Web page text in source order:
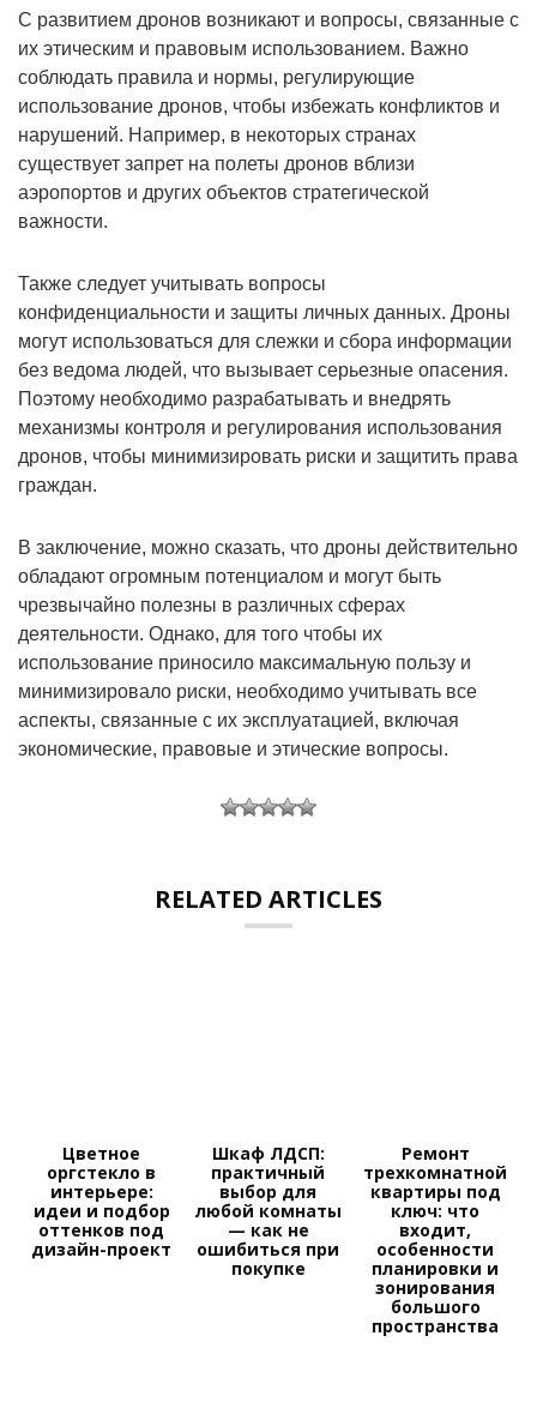
С развитием дронов возникают и вопросы, связанные с
их этическим и правовым использованием. Важно
соблюдать правила и нормы, регулирующие
использование дронов, чтобы избежать конфликтов и
нарушений. Например, в некоторых странах
существует запрет на полеты дронов вблизи
аэропортов и других объектов стратегической
важности.
Также следует учитывать вопросы
конфиденциальности и защиты личных данных. Дроны
могут использоваться для слежки и сбора информации
без ведома людей, что вызывает серьезные опасения.
Поэтому необходимо разрабатывать и внедрять
механизмы контроля и регулирования использования
дронов, чтобы минимизировать риски и защитить права
граждан.
В заключение, можно сказать, что дроны действительно
обладают огромным потенциалом и могут быть
чрезвычайно полезны в различных сферах
деятельности. Однако, для того чтобы их
использование приносило максимальную пользу и
минимизировало риски, необходимо учитывать все
аспекты, связанные с их эксплуатацией, включая
экономические, правовые и этические вопросы.
RELATED ARTICLES
Цветное
оргстекло в
интерьере:
идеи и подбор
оттенков под
дизайн-проект
Шкаф ЛДСП:
практичный
выбор для
любой комнаты
— как не
ошибиться при
покупке
Ремонт
трехкомнатной
квартиры под
ключ: что
входит,
особенности
планировки и
зонирования
большого
пространства